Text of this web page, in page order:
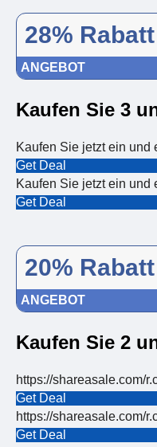
28% Rabatt
ANGEBOT
Kaufen Sie 3
Kaufen Sie jetzt ein und
Get Deal
Kaufen Sie jetzt ein und
Get Deal
20% Rabatt
ANGEBOT
Kaufen Sie 2
https://shareasale.com/
Get Deal
https://shareasale.com/
Get Deal